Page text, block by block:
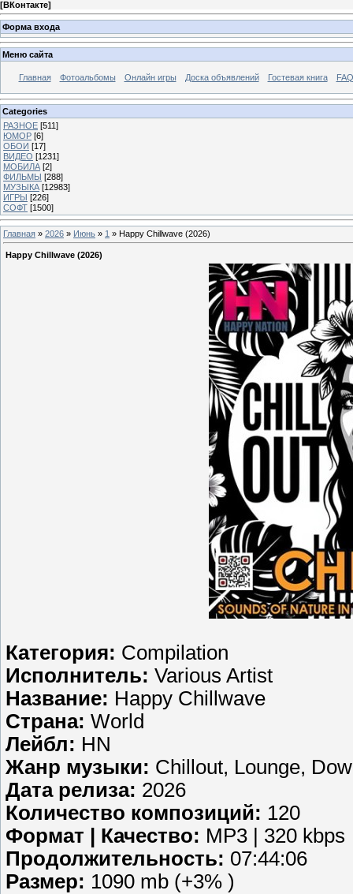
[ВКонтакте]
Форма входа
Меню сайта
Главная Фотоальбомы Онлайн игры Доска объявлений Гостевая книга
Categories
РАЗНОЕ [511]
ЮМОР [6]
ОБОИ [17]
ВИДЕО [1231]
МОБИЛА [2]
ФИЛЬМЫ [288]
МУЗЫКА [12983]
ИГРЫ [226]
СОФТ [1500]
Главная » 2026 » Июнь » 1 » Happy Chillwave (2026)
Happy Chillwave (2026)
Категория: Compilation
Исполнитель: Various Artist
Название: Happy Chillwave
Страна: World
Лейбл: HN
Жанр музыки: Chillout, Lounge,
Дата релиза: 2026
Количество композиций: 120
Формат | Качество: MP3 | 320 kbps
Продолжительность: 07:44:06
Размер: 1090 mb (+3% )